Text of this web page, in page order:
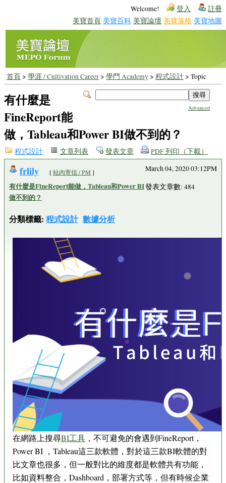
Welcome! 登入 註冊
美寶首頁 美寶百科 美寶論壇 美寶落格 美寶地圖
首頁> 學涯 / Cultivation Career> 學門 Academy> 程式設計> Topic
Advanced
有什麼是
FineReport能
做，Tableau和Power BI做不到的？
程式設計 文章列表 發表文章 PDF 列印（下載）
frlily [站內寄信 / PM ]
有什麼是FineReport能做，Tableau和Power BI
做不到的？
分類標籤: 程式設計 數據分析
March 04, 2020 03:12PM
發表文章數: 484
在網路上搜尋BI工具 ，不可避免的會遇到FineReport，
Power BI ，Tableau這三款軟體，對於這三款BI軟體的對
比文章也很多，但一般對比的維度都是軟體共有功能，
比如資料整合，Dashboard，部署方式等，但有時候企業